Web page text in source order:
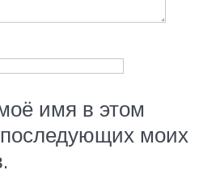
имя в этом
моих